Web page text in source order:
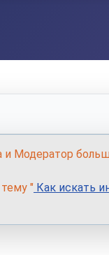
и Модератор
" Как искать